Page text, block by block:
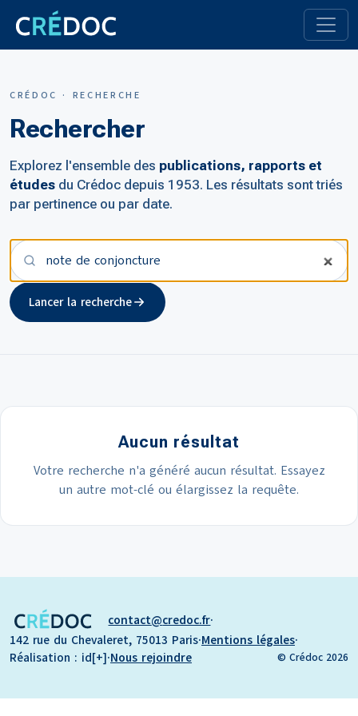
CRÉDOC · RECHERCHE
Rechercher
Explorez l'ensemble des publications, rapports et
études du Crédoc depuis 1953. Les résultats sont triés
par pertinence ou par date.
Votre recherche
Lancer la recherche
Aucun résultat
Votre recherche n'a généré aucun résultat. Essayez
un autre mot-clé ou élargissez la requête.
contact credoc.fr·
142 rue du Chevaleret, 75013 Paris·Mentions légales·
Réalisation : id[+]·Nous rejoindre © Crédoc 2026